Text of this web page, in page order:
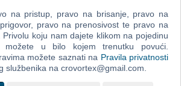
(N) (PS 5)
(N) (PS 5)
na pristup, pravo na brisanje, pravo na
pravo na prenosivost te pravo na
koju nam dajete klikom na pojedinu
možete u bilo kojem trenutku povući.
možete saznati na Pravila privatnosti
službenika na crovortex@gmail.com.